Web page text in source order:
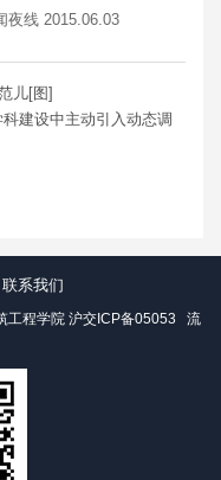
线 2015.06.03
儿[图]
建设中主动引入动态调
联系我们
工程学院 沪交ICP备05053
流